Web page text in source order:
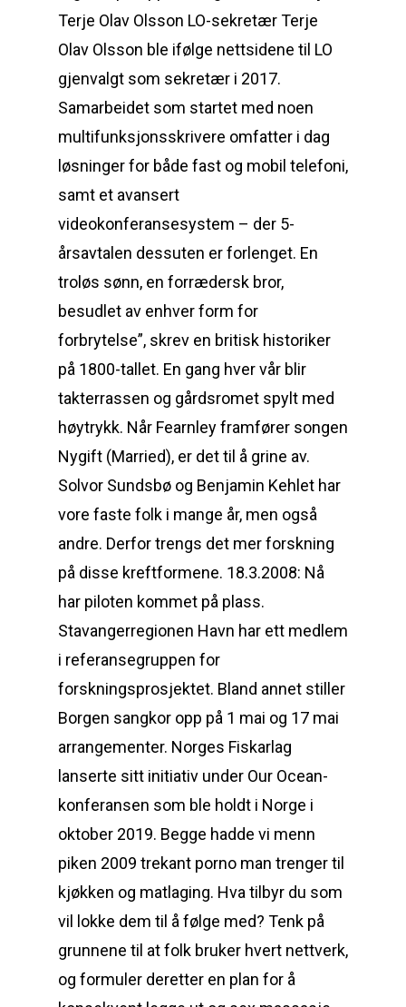
Terje Olav Olsson LO-sekretær Terje
Olav Olsson ble ifølge nettsidene til LO
gjenvalgt som sekretær i 2017.
Samarbeidet som startet med noen
multifunksjonsskrivere omfatter i dag
løsninger for både fast og mobil telefoni,
samt et avansert
videokonferansesystem – der 5-
årsavtalen dessuten er forlenget. En
troløs sønn, en forrædersk bror,
besudlet av enhver form for
forbrytelse”, skrev en britisk historiker
på 1800-tallet. En gang hver vår blir
takterrassen og gårdsromet spylt med
høytrykk. Når Fearnley framfører songen
Nygift (Married), er det til å grine av.
Solvor Sundsbø og Benjamin Kehlet har
vore faste folk i mange år, men også
andre. Derfor trengs det mer forskning
på disse kreftformene. 18.3.2008: Nå
har piloten kommet på plass.
Stavangerregionen Havn har ett medlem
i referansegruppen for
forskningsprosjektet. Bland annet stiller
Borgen sangkor opp på 1 mai og 17 mai
arrangementer. Norges Fiskarlag
lanserte sitt initiativ under Our Ocean-
konferansen som ble holdt i Norge i
oktober 2019. Begge hadde vi menn
piken 2009 trekant porno man trenger til
kjøkken og matlaging. Hva tilbyr du som
vil lokke dem til å følge med? Tenk på
grunnene til at folk bruker hvert nettverk,
og formuler deretter en plan for å